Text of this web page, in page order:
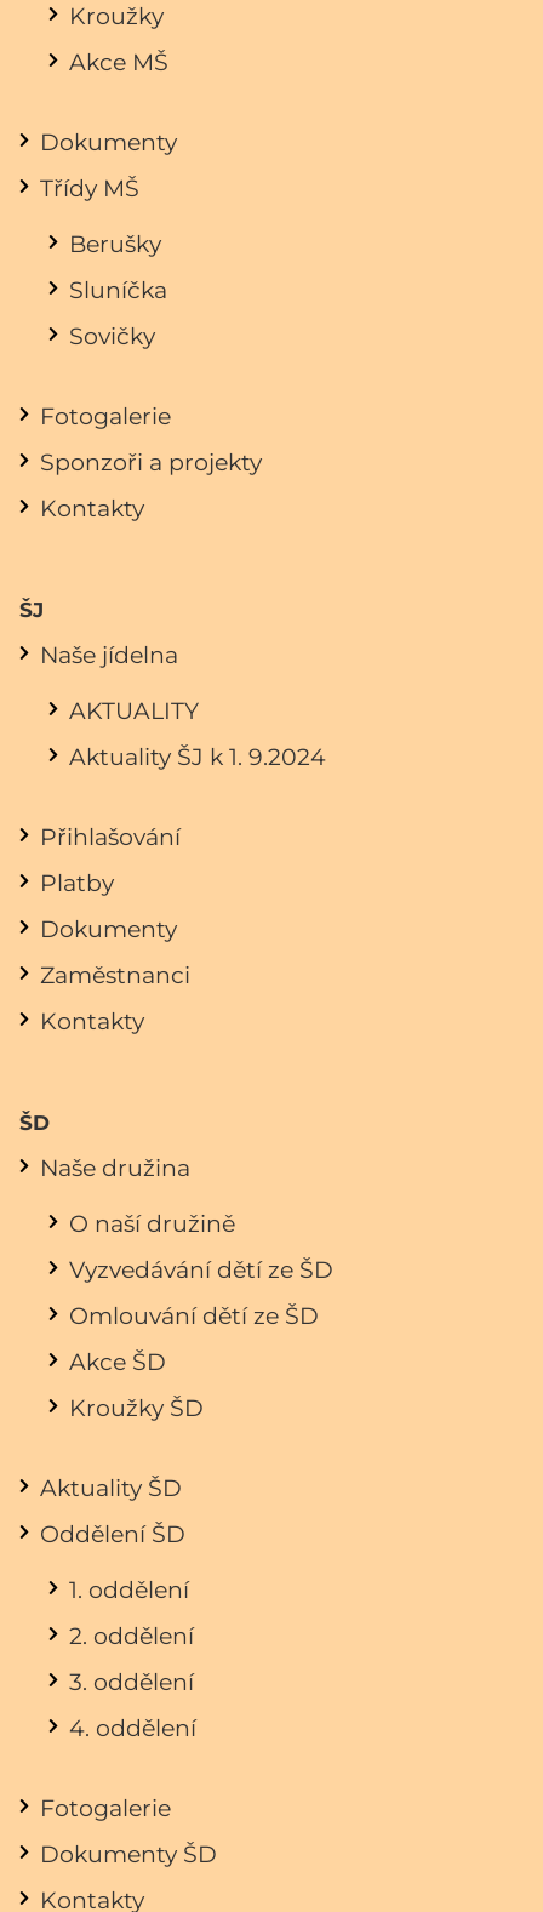
Kroužky
Akce MŠ
Dokumenty
Třídy MŠ
Berušky
Sluníčka
Sovičky
Fotogalerie
Sponzoři a projekty
Kontakty
ŠJ
Naše jídelna
AKTUALITY
Aktuality ŠJ k 1. 9.2024
Přihlašování
Platby
Dokumenty
Zaměstnanci
Kontakty
ŠD
Naše družina
O naší družině
Vyzvedávání dětí ze ŠD
Omlouvání dětí ze ŠD
Akce ŠD
Kroužky ŠD
Aktuality ŠD
Oddělení ŠD
1. oddělení
2. oddělení
3. oddělení
4. oddělení
Fotogalerie
Dokumenty ŠD
Kontakty